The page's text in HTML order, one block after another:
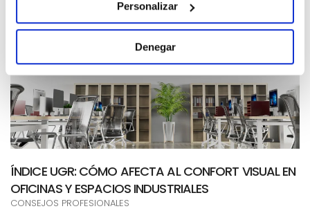
Personalizar
Denegar
ÍNDICE UGR: CÓMO AFECTA AL CONFORT VISUAL EN
OFICINAS Y ESPACIOS INDUSTRIALES
CONSEJOS PROFESIONALES